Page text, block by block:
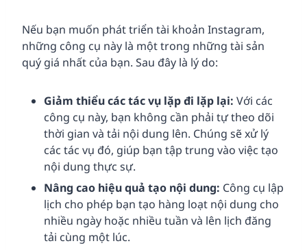
Nếu bạn muốn phát triển tài khoản Instagram,
những công cụ này là một trong những tài sản
quý giá nhất của bạn. Sau đây là lý do:
Giảm thiểu các tác vụ lặp đi lặp lại: Với các
công cụ này, bạn không cần phải tự theo dõi
thời gian và tải nội dung lên. Chúng sẽ xử lý
các tác vụ đó, giúp bạn tập trung vào việc tạo
nội dung thực sự.
Nâng cao hiệu quả tạo nội dung: Công cụ lập
lịch cho phép bạn tạo hàng loạt nội dung cho
nhiều ngày hoặc nhiều tuần và lên lịch đăng
tải cùng một lúc.